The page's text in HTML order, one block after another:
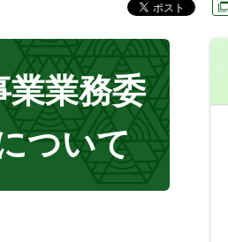
業業務委
ついて